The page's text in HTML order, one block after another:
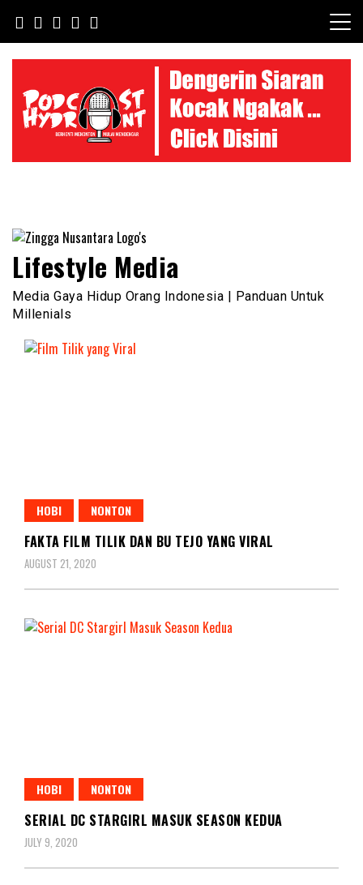
content
Lifestyle Media
Media Gaya Hidup Orang Indonesia | Panduan Untuk
Millenials
HOBI NONTON
FAKTA FILM TILIK DAN BU TEJO YANG VIRAL
AUGUST 21, 2020
HOBI NONTON
SERIAL DC STARGIRL MASUK SEASON KEDUA
JULY 9, 2020